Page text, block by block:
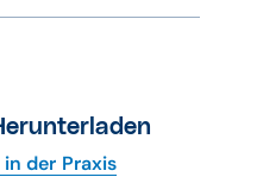
MEDISTAR mit
der Praxis